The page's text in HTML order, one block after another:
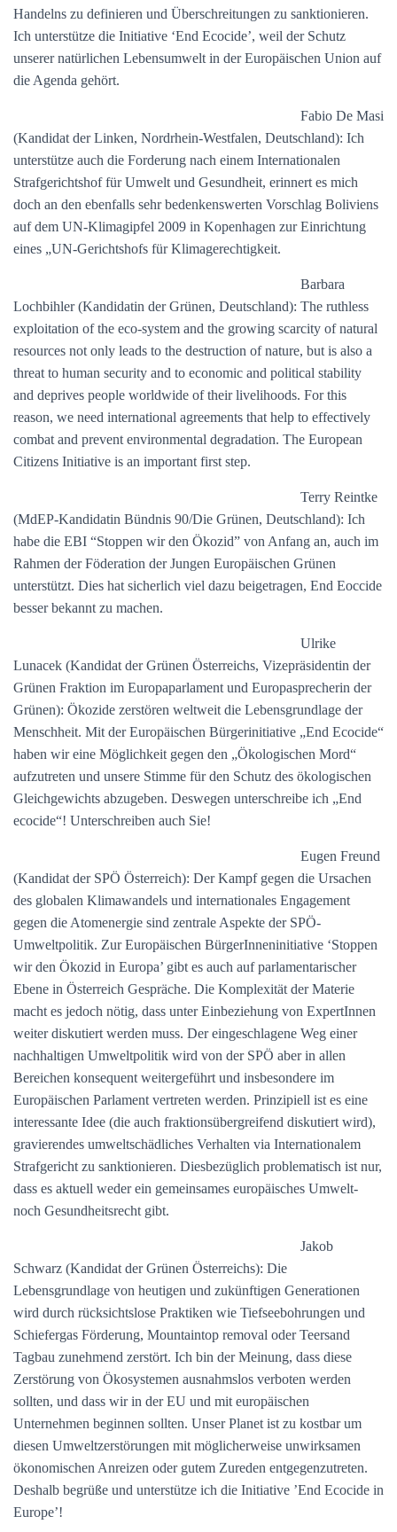
Handelns zu definieren und Überschreitungen zu sanktionieren.
Ich unterstütze die Initiative ‘End Ecocide’, weil der Schutz
unserer natürlichen Lebensumwelt in der Europäischen Union auf
die Agenda gehört.
Fabio De Masi
(Kandidat der Linken, Nordrhein-Westfalen, Deutschland): Ich
unterstütze auch die Forderung nach einem Internationalen
Strafgerichtshof für Umwelt und Gesundheit, erinnert es mich
doch an den ebenfalls sehr bedenkenswerten Vorschlag Boliviens
auf dem UN-Klimagipfel 2009 in Kopenhagen zur Einrichtung
eines „UN-Gerichtshofs für Klimagerechtigkeit.
Barbara
Lochbihler (Kandidatin der Grünen, Deutschland): The ruthless
exploitation of the eco-system and the growing scarcity of natural
resources not only leads to the destruction of nature, but is also a
threat to human security and to economic and political stability
and deprives people worldwide of their livelihoods. For this
reason, we need international agreements that help to effectively
combat and prevent environmental degradation. The European
Citizens Initiative is an important first step.
Terry Reintke
(MdEP-Kandidatin Bündnis 90/Die Grünen, Deutschland): Ich
habe die EBI “Stoppen wir den Ökozid” von Anfang an, auch im
Rahmen der Föderation der Jungen Europäischen Grünen
unterstützt. Dies hat sicherlich viel dazu beigetragen, End Eoccide
besser bekannt zu machen.
Ulrike
Lunacek (Kandidat der Grünen Österreichs, Vizepräsidentin der
Grünen Fraktion im Europaparlament und Europasprecherin der
Grünen): Ökozide zerstören weltweit die Lebensgrundlage der
Menschheit. Mit der Europäischen Bürgerinitiative „End Ecocide“
haben wir eine Möglichkeit gegen den „Ökologischen Mord“
aufzutreten und unsere Stimme für den Schutz des ökologischen
Gleichgewichts abzugeben. Deswegen unterschreibe ich „End
ecocide“! Unterschreiben auch Sie!
Eugen Freund
(Kandidat der SPÖ Österreich): Der Kampf gegen die Ursachen
des globalen Klimawandels und internationales Engagement
gegen die Atomenergie sind zentrale Aspekte der SPÖ-
Umweltpolitik. Zur Europäischen BürgerInneninitiative ‘Stoppen
wir den Ökozid in Europa’ gibt es auch auf parlamentarischer
Ebene in Österreich Gespräche. Die Komplexität der Materie
macht es jedoch nötig, dass unter Einbeziehung von ExpertInnen
weiter diskutiert werden muss. Der eingeschlagene Weg einer
nachhaltigen Umweltpolitik wird von der SPÖ aber in allen
Bereichen konsequent weitergeführt und insbesondere im
Europäischen Parlament vertreten werden. Prinzipiell ist es eine
interessante Idee (die auch fraktionsübergreifend diskutiert wird),
gravierendes umweltschädliches Verhalten via Internationalem
Strafgericht zu sanktionieren. Diesbezüglich problematisch ist nur,
dass es aktuell weder ein gemeinsames europäisches Umwelt-
noch Gesundheitsrecht gibt.
Jakob
Schwarz (Kandidat der Grünen Österreichs): Die
Lebensgrundlage von heutigen und zukünftigen Generationen
wird durch rücksichtslose Praktiken wie Tiefseebohrungen und
Schiefergas Förderung, Mountaintop removal oder Teersand
Tagbau zunehmend zerstört. Ich bin der Meinung, dass diese
Zerstörung von Ökosystemen ausnahmslos verboten werden
sollten, und dass wir in der EU und mit europäischen
Unternehmen beginnen sollten. Unser Planet ist zu kostbar um
diesen Umweltzerstörungen mit möglicherweise unwirksamen
ökonomischen Anreizen oder gutem Zureden entgegenzutreten.
Deshalb begrüße und unterstütze ich die Initiative ’End Ecocide in
Europe’!